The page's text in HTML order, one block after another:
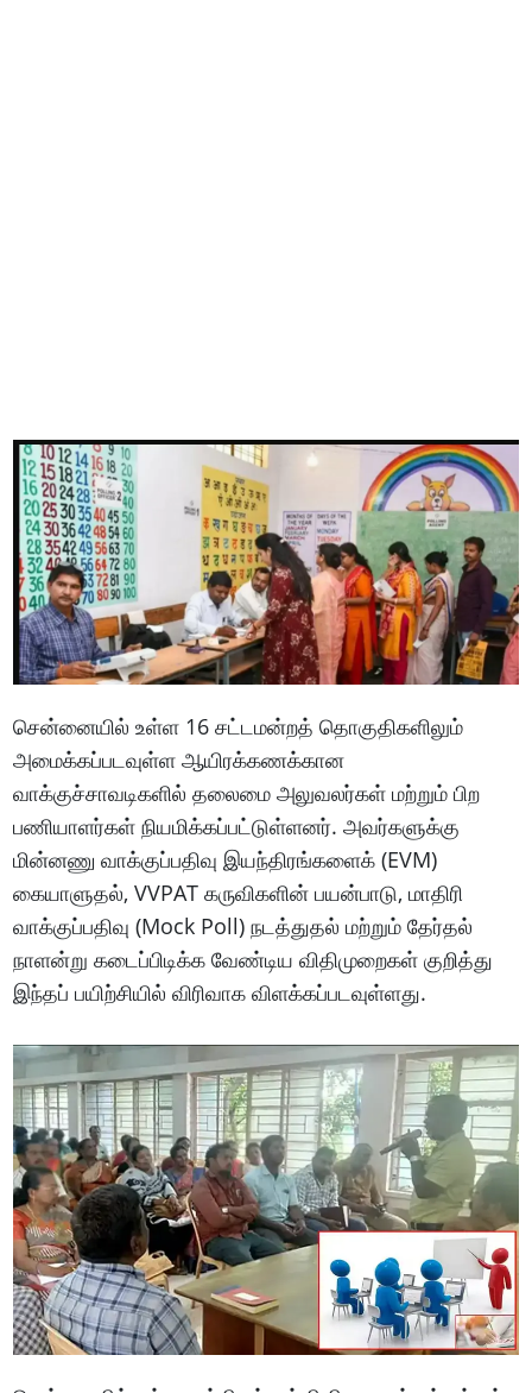
சென்னையில் உள்ள 16 சட்டமன்றத் தொகுதிகளிலும்
அமைக்கப்படவுள்ள ஆயிரக்கணக்கான
வாக்குச்சாவடிகளில் தலைமை அலுவலர்கள் மற்றும் பிற
பணியாளர்கள் நியமிக்கப்பட்டுள்ளனர். அவர்களுக்கு
மின்னணு வாக்குப்பதிவு இயந்திரங்களைக் (EVM)
கையாளுதல், VVPAT கருவிகளின் பயன்பாடு, மாதிரி
வாக்குப்பதிவு (Mock Poll) நடத்துதல் மற்றும் தேர்தல்
நாளன்று கடைப்பிடிக்க வேண்டிய விதிமுறைகள் குறித்து
இந்தப் பயிற்சியில் விரிவாக விளக்கப்படவுள்ளது.